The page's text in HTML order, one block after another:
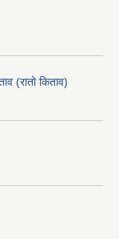
(रातो किताव)